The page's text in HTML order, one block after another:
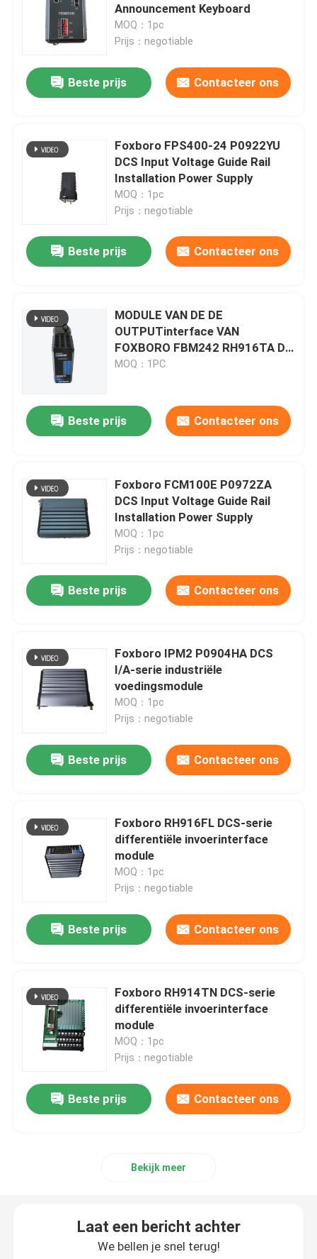
Triconex Tricon
B&R-module
Beckhoff PLC module
Bachmann-krachtmodule
ICS-controller
Announcement Keyboard
MOQ：1pc
Prijs：negotiable
Beste prijs Contacteer ons
Foxboro FPS400-24 P0922YU
DCS Input Voltage Guide Rail
Installation Power Supply
MOQ：1pc
Prijs：negotiable
Beste prijs Contacteer ons
MODULE VAN DE DE
OUTPUTinterface VAN
FOXBORO FBM242 RH916TA DE
AFZONDERLIJKE
MOQ：1PC
Beste prijs Contacteer ons
Foxboro FCM100E P0972ZA
DCS Input Voltage Guide Rail
Installation Power Supply
MOQ：1pc
Prijs：negotiable
Beste prijs Contacteer ons
Foxboro IPM2 P0904HA DCS
I/A-serie industriële
voedingsmodule
MOQ：1pc
Prijs：negotiable
Beste prijs Contacteer ons
Foxboro RH916FL DCS-serie
differentiële invoerinterface
module
MOQ：1pc
Prijs：negotiable
Beste prijs Contacteer ons
Foxboro RH914TN DCS-serie
differentiële invoerinterface
module
MOQ：1pc
Prijs：negotiable
Beste prijs Contacteer ons
Bekijk meer
Laat een bericht achter
We bellen je snel terug!